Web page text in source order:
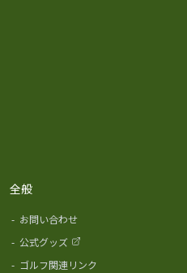
全般
- お問い合わせ
- 公式グッズ
- ゴルフ関連リンク